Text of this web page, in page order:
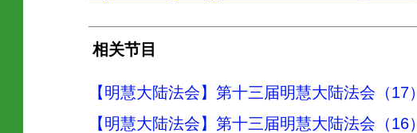
相关节目
【明慧大陆法会】第十三届明慧大陆法会（17）
【明慧大陆法会】第十三届明慧大陆法会（16）